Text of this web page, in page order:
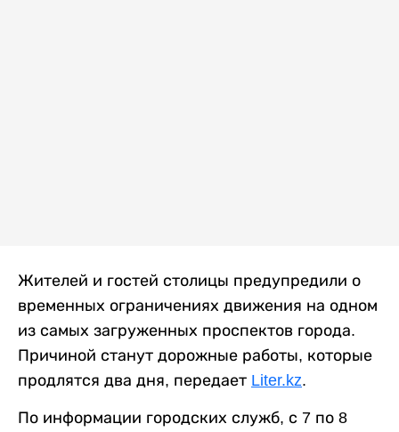
Жителей и гостей столицы предупредили о
временных ограничениях движения на одном
из самых загруженных проспектов города.
Причиной станут дорожные работы, которые
продлятся два дня, передает Liter.kz.
По информации городских служб, с 7 по 8